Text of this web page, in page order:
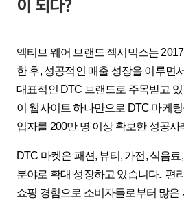
엑티브 웨어 브랜드 젝시믹스는
한 후, 성공적인 매출 성장을 이루면
대표적인 DTC 브랜드로 주목받고
이 웹사이트 하나만으로 DTC 마케
입자를 200만 명 이상 확보한 성공사
DTC 마켓은 패션, 뷰티, 가전, 식음
분야로 확대 성장하고 있습니다. 편
쇼핑 경험으로 소비자들로부터 많은